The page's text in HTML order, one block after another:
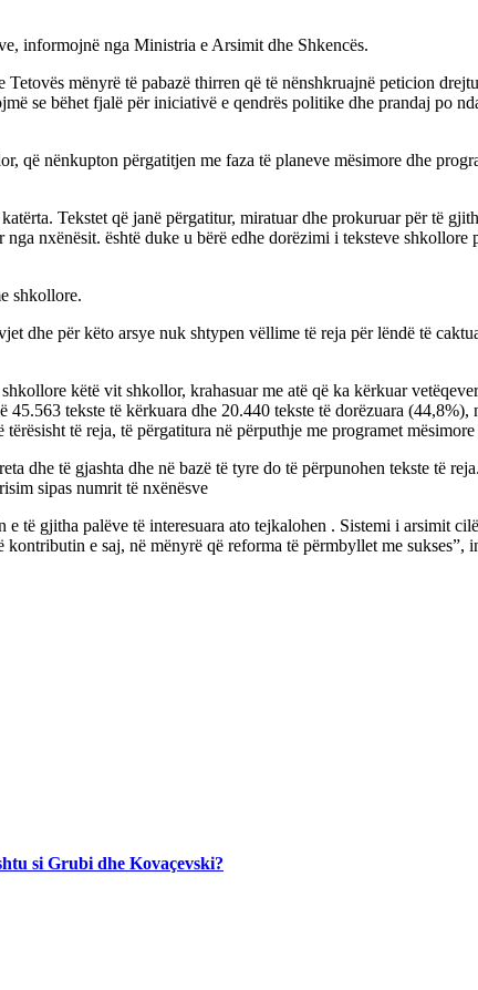
informojnë nga Ministria e Arsimit dhe Shkencës.
mënyrë të pabazë thirren që të nënshkruajnë peticion
se bëhet fjalë për iniciativë e qendrës politike dhe prandaj po
nënkupton përgatitjen me faza të planeve mësimore dhe
Tekstet që janë përgatitur, miratuar dhe prokuruar për të
nxënësit. është duke u bërë edhe dorëzimi i teksteve shkollore
shkollore.
dhe për këto arsye nuk shtypen vëllime të reja për lëndë të
këtë vit shkollor, krahasuar me atë që ka kërkuar
tekste të kërkuara dhe 20.440 tekste të dorëzuara
të reja, të përgatitura në përputhje me programet
dhe të gjashta dhe në bazë të tyre do të përpunohen tekste të
sipas numrit të nxënësve
të gjitha palëve të interesuara ato tejkalohen . Sistemi i arsimit
e saj, në mënyrë që reforma të përmbyllet me
si Grubi dhe Kovaçevski?